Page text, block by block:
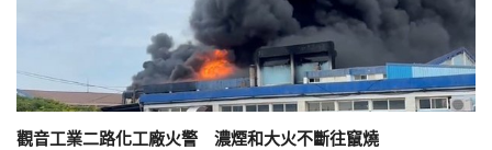
觀音工業二路化工廠火警 濃煙和大火不斷往竄燒